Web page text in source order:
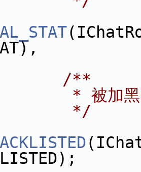
/**
* 被加
*/